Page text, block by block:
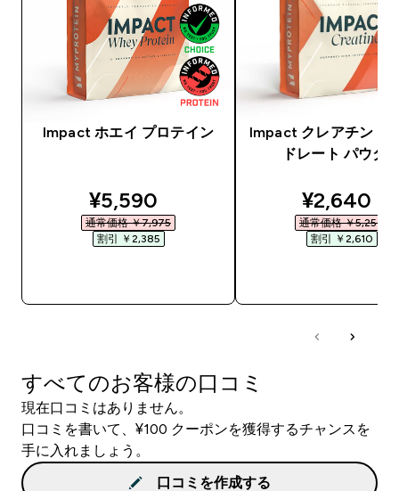
Impact ホエイ プロテイン
discounted price
¥5,590‎
通常価格 ￥7,975‎
割引 ￥2,385‎
Impact クレアチン モ
ドレート パウダ
¥2,640‎
通常価格 ￥5,250‎
割引 ￥2,610‎
すべてのお客様の口コミ
現在口コミはありません。
口コミを書いて、¥100 クーポンを獲得するチャンスを
手に入れましょう。
口コミを作成する